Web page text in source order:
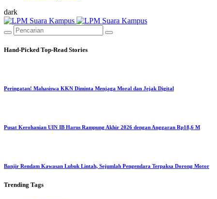
dark
Hand-Picked Top-Read Stories
Peringatan! Mahasiswa KKN Diminta Menjaga Moral dan Jejak Digital
Pusat Kerohanian UIN IB Harus Rampung Akhir 2026 dengan Anggaran Rp18,6 M
Banjir Rendam Kawasan Lubuk Lintah, Sejumlah Pengendara Terpaksa Dorong Motor
Trending Tags